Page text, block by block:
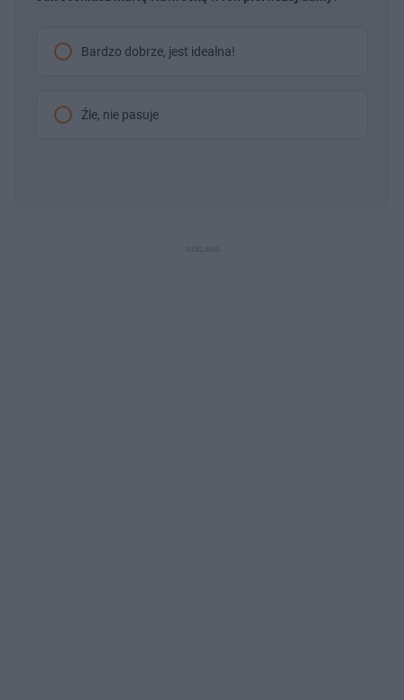
Bardzo dobrze, jest idealna!
Źle, nie pasuje